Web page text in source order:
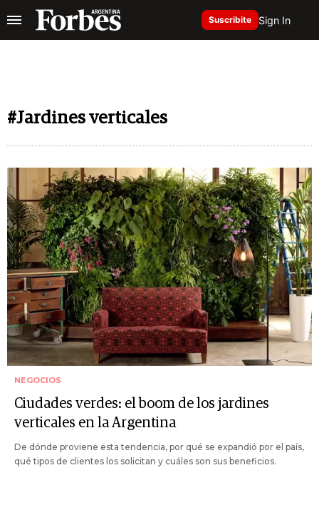
Suscribite Sign In
#Jardines verticales
NEGOCIOS
Ciudades verdes: el boom de los jardines
verticales en la Argentina
De dónde proviene esta tendencia, por qué se expandió por el país,
qué tipos de clientes los solicitan y cuáles son sus beneficios.